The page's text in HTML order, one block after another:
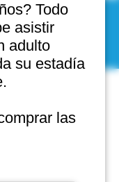
Todo
asistir
adulto
su estadía
las